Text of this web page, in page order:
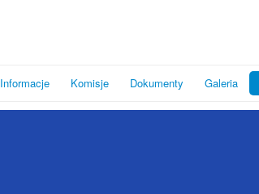
Informacje Komisje Dokumenty Galeria